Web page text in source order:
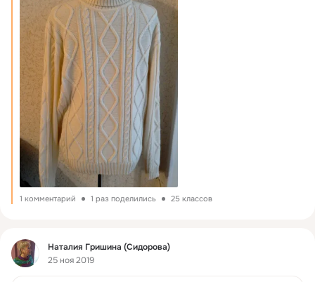
1 комментарий 1 раз поделились 25 классов
Фид
Наталия Гришина (Сидорова)
25 ноя 2019